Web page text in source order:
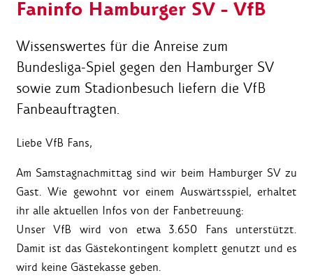
Faninfo Hamburger SV - VfB
Wissenswertes für die Anreise zum
Bundesliga-Spiel gegen den Hamburger SV
sowie zum Stadionbesuch liefern die VfB
Fanbeauftragten.
Liebe VfB Fans,
Am Samstagnachmittag sind wir beim Hamburger SV zu
Gast. Wie gewohnt vor einem Auswärtsspiel, erhaltet
ihr alle aktuellen Infos von der Fanbetreuung:
Unser VfB wird von etwa 3.650 Fans unterstützt.
Damit ist das Gästekontingent komplett genutzt und es
wird keine Gästekasse geben.